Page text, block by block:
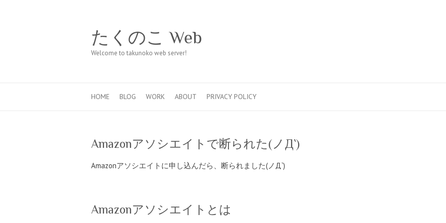
たくのこ Web
Welcome to takunoko web server!
HOME BLOG WORK ABOUT PRIVACY POLICY
Amazonアソシエイトで断られた(ノД`)
Amazonアソシエイトに申し込んだら、断られました(ノД`)
Amazonアソシエイトとは